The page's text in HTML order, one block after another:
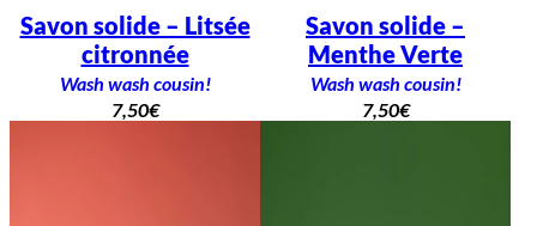
Savon solide – Litsée
citronnée
Wash wash cousin!
7,50€
Savon solide –
Menthe Verte
Wash wash cousin!
7,50€